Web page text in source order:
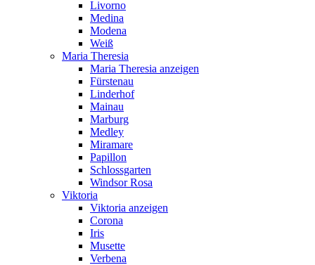
Livorno
Medina
Modena
Weiß
Maria Theresia
Maria Theresia anzeigen
Fürstenau
Linderhof
Mainau
Marburg
Medley
Miramare
Papillon
Schlossgarten
Windsor Rosa
Viktoria
Viktoria anzeigen
Corona
Iris
Musette
Verbena